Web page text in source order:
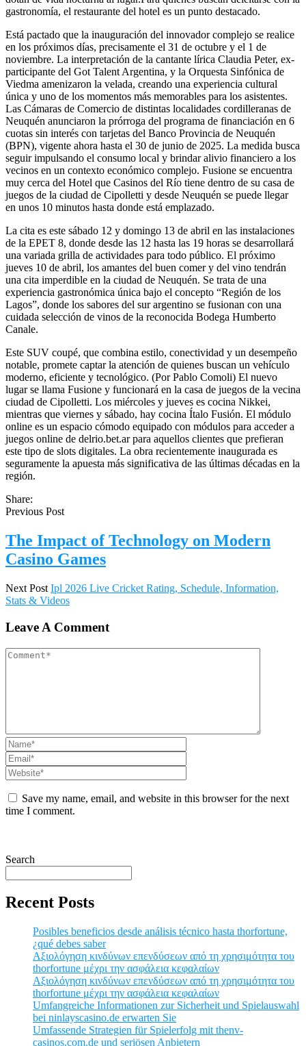
gastronomía, el restaurante del hotel es un punto destacado.
Está pactado que la inauguración del innovador complejo se realice
en los próximos días, precisamente el 31 de octubre y el 1 de
noviembre. La interpretación de la cantante lírica Claudia Peter, ex-
participante del Got Talent Argentina, y la Orquesta Sinfónica de
Viedma amenizaron la velada, creando una experiencia cultural
única y uno de los momentos más memorables para los asistentes.
Las Cámaras de Comercio de distintas localidades cordilleranas de
Neuquén anunciaron la prórroga del programa de financiación en 6
cuotas sin interés con tarjetas del Banco Provincia de Neuquén
(BPN), vigente ahora hasta el 30 de junio de 2025. La medida busca
seguir impulsando el consumo local y brindar alivio financiero a los
vecinos en un contexto económico complejo. Fusione se encuentra
muy cerca del Hotel que Casinos del Río tiene dentro de su casa de
juegos de la ciudad de Cipolletti y desde Neuquén se puede llegar
en unos 10 minutos hasta donde está emplazado.
La cita es este sábado 12 y domingo 13 de abril en las instalaciones
de la EPET 8, donde desde las 12 hasta las 19 horas se desarrollará
una variada grilla de actividades para todo público. El próximo
jueves 10 de abril, los amantes del buen comer y del vino tendrán
una cita imperdible en la ciudad de Neuquén. Se trata de una
experiencia gastronómica única bajo el concepto “Región de los
Lagos”, donde los sabores del sur argentino se fusionan con una
cuidada selección de vinos de la reconocida Bodega Humberto
Canale.
Este SUV coupé, que combina estilo, conectividad y un desempeño
notable, promete captar la atención de quienes buscan un vehículo
moderno, eficiente y tecnológico. (Por Pablo Comoli) El nuevo
lugar se llama Fusione y funcionará en la casa de juegos de la vecina
ciudad de Cipolletti. Los miércoles y jueves es cocina Nikkei,
mientras que viernes y sábado, hay cocina Ítalo Fusión. El módulo
online es un espacio cómodo equipado con módulos para acceder a
juegos online de delrio.bet.ar para aquellos clientes que prefieran
este tipo de slots digitales. La obra recientemente inaugurada es
seguramente la apuesta más significativa de las últimas décadas en la
región.
Share:
Previous Post
The Impact of Technology on Modern
Casino Games
Next Post Ipl 2026 Live Cricket Rating, Schedule, Information,
Stats & Videos
Leave A Comment
Save my name, email, and website in this browser for the next
time I comment.
Search
Recent Posts
Posibles beneficios desde análisis técnico hasta thorfortune,
¿qué debes saber
Αξιολόγηση κινδύνων επενδύσεων από τη χρησιμότητα του
thorfortune μέχρι την ασφάλεια κεφαλαίων
Αξιολόγηση κινδύνων επενδύσεων από τη χρησιμότητα του
thorfortune μέχρι την ασφάλεια κεφαλαίων
Umfangreiche Informationen zur Sicherheit und Spielauswahl
bei ninlayscasino.de erwarten Sie
Umfassende Strategien für Spielerfolg mit thenv-
casinos.com.de und seriösen Anbietern